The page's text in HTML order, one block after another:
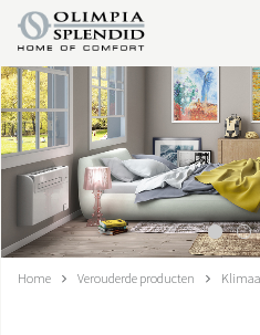
NEDERLANDSE
HOME
KLIMAATREGELING
VERWARMING
Home Verouderde producten